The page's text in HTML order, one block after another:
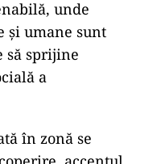
că această
a aderării la
și a eforturilor
durabilă.
„Ținutul